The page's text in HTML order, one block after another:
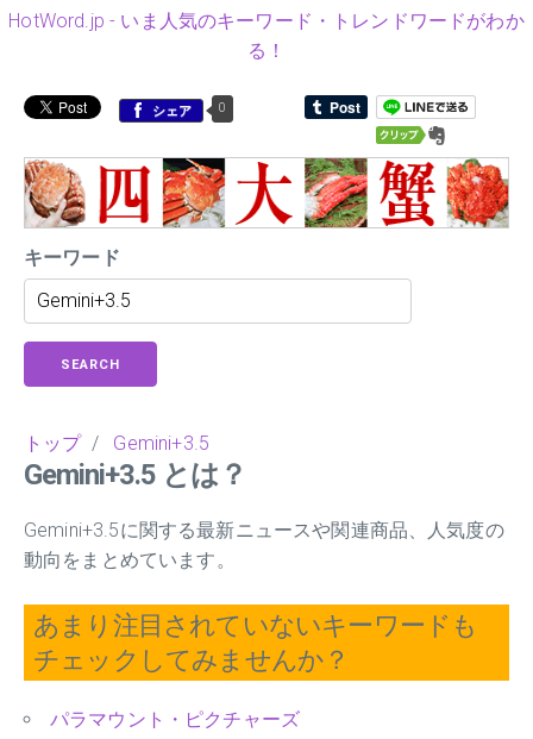
HotWord.jp - いま人気のキーワード・トレンドワードがわか
る！
シェア 0
キーワード
SEARCH
トップ/ Gemini+3.5
Gemini+3.5 とは？
Gemini+3.5に関する最新ニュースや関連商品、人気度の
動向をまとめています。
あまり注目されていないキーワードも
チェックしてみませんか？
パラマウント・ピクチャーズ